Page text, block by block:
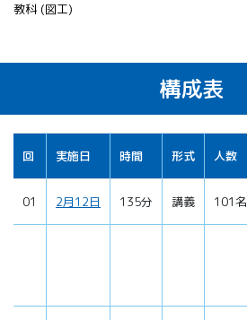
教科 (図工)
構成表
回 実施日 時間 形式 人数
01 2月12日 135分 講義 101名